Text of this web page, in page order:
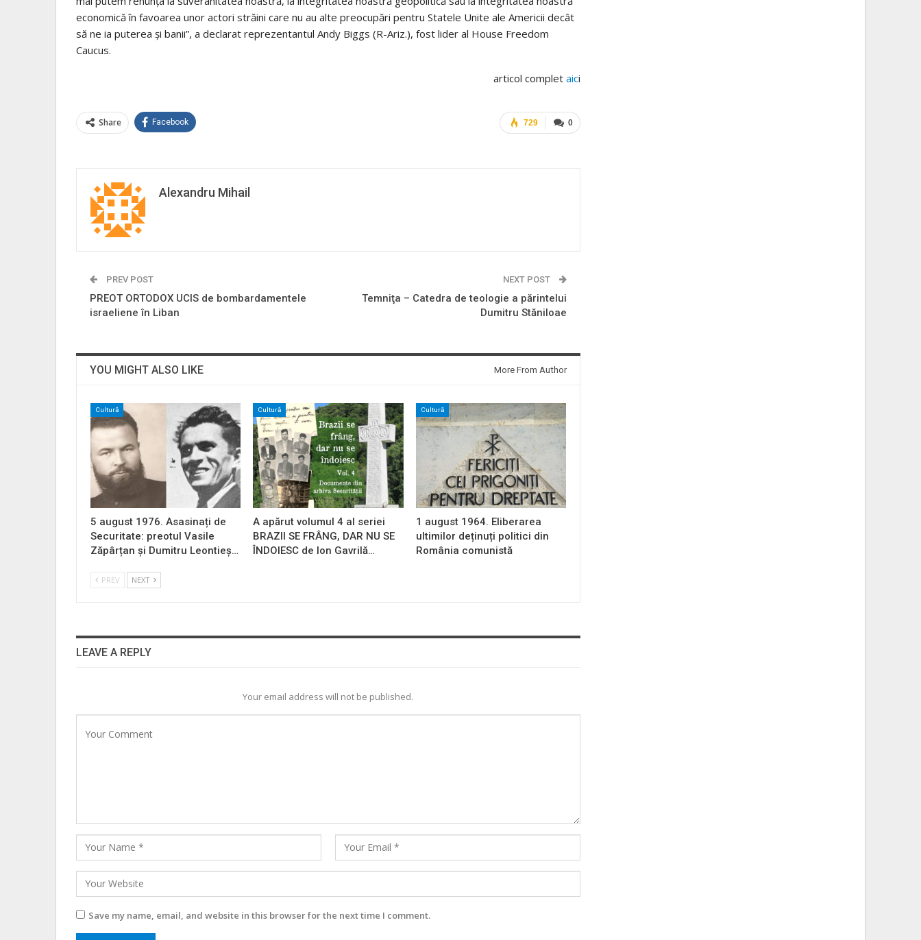
economică în favoarea unor actori străini care nu au alte preocupări pentru Statele Unite ale Americii decât
să ne ia puterea şi banii”, a declarat reprezentantul Andy Biggs (R-Ariz.), fost lider al House Freedom
Caucus.
articol complet aici
0
729
Share Facebook
Alexandru Mihail
PREV POST
PREOT ORTODOX UCIS de bombardamentele
israeliene în Liban
NEXT POST
Temniţa – Catedra de teologie a părintelui
Dumitru Stăniloae
YOU MIGHT ALSO LIKE More From Author
Cultură
5 august 1976. Asasinați de
Securitate: preotul Vasile
Zăpârțan și Dumitru Leontieș…
Cultură
A apărut volumul 4 al seriei
BRAZII SE FRÂNG, DAR NU SE
ÎNDOIESC de Ion Gavrilă…
Cultură
1 august 1964. Eliberarea
ultimilor deținuți politici din
România comunistă
PREV NEXT
LEAVE A REPLY
Your email address will not be published.
Save my name, email, and website in this browser for the next time I comment.